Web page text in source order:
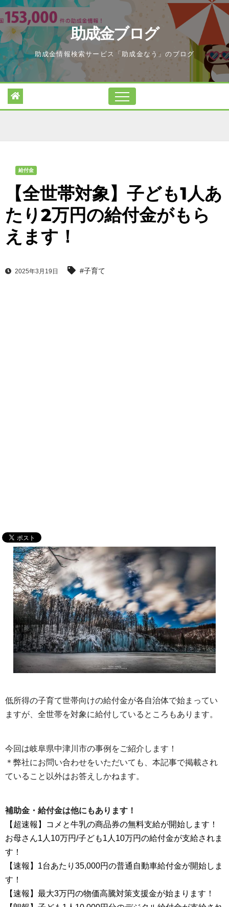
Skip
to
content
助成金ブログ
助成金情報検索サービス「助成金なう」のブログ
給付金
【全世帯対象】子ども1人あ
たり2万円の給付金がもら
えます！
2025年3月19日 #子育て
低所得の子育て世帯向けの給付金が各自治体で始まってい
ますが、全世帯を対象に給付しているところもあります。
今回は岐阜県中津川市の事例をご紹介します！
＊弊社にお問い合わせをいただいても、本記事で掲載され
ていること以外はお答えしかねます。
補助金・給付金は他にもあります！
【超速報】コメと牛乳の商品券の無料支給が開始します！
お母さん1人10万円/子ども1人10万円の給付金が支給されま
す！
【速報】1台あたり35,000円の普通自動車給付金が開始しま
す！
【速報】最大3万円の物価高騰対策支援金が始まります！